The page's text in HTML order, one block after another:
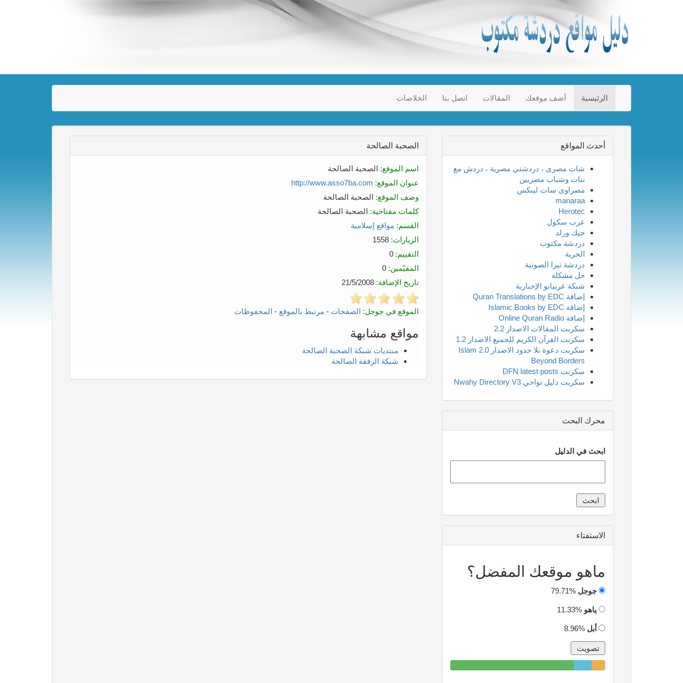
الرئيسية أضف موقعك المقالات اتصل بنا الخلاصات
الصحبة الصالحة
اسم الموقع: الصحبة الصالحة
عنوان الموقع: http://www.asso7ba.com
وصف الموقع: الصحبة الصالحة
كلمات مفتاحية: الصحبة الصالحة
القسم: مواقع إسلامية
الزيارات:
التقييم:
المقيّمين:
تاريخ الإضافة:
الموقع في جوجل: الصفحات - مرتبط بالموقع - المحفوظات
مواقع مشابهة
منتديات شبكة الصحبة الصالحة
شبكة الرفقة الصالحة
أحدث المواقع
شات مصرى ، دردشتي مصرية ، دردش مع
بنات وشباب مصريين
مصراوى سات لينكس
manaraa
Herotec
عرب سكول
جيك ورلد
دردشة مكتوب
الحرية
دردشة تيرا الصوتية
حل مشكلة
شبكة عربيانو الإخبارية
إضافة Quran Translations by EDC
إضافة Islamic Books by EDC
إضافة Online Quran Radio
سكربت المقالات الاصدار 2.2
سكربت القرآن الكريم للجميع الاصدار 1.2
سكربت دعوة بلا حدود الاصدار 2.0 Islam
Beyond Borders
سكربت DFN latest posts
سكربت دليل نواحي Nwahy Directory V3
محرك البحث
ابحث في الدليل
الاستفتاء
ماهو موقعك المفضل؟
جوجل 79.71%
ياهو 11.33%
أبل 8.96%